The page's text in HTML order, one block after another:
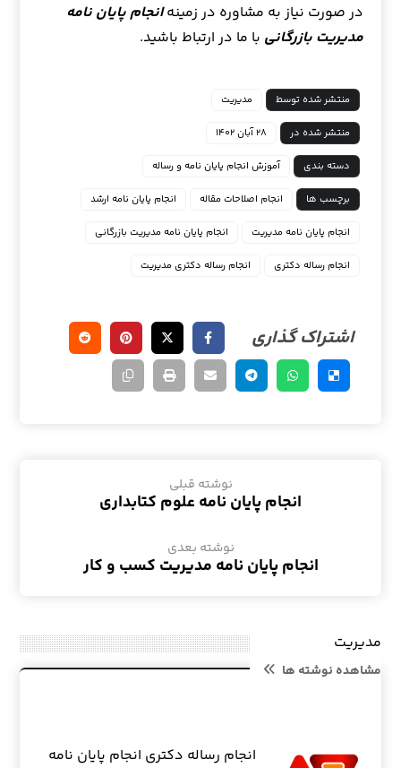
در صورت نیاز به مشاوره در زمینهانجام پایان نامه
مدیریت بازرگانی با ما در ارتباط باشید.
منتشر شده توسط مدیریت
منتشر شده در ۲۸ آبان ۱۴۰۲
دسته بندی آموزش انجام پایان نامه و رساله
برچسب ها انجام اصلاحات مقاله انجام پایان نامه ارشد
انجام پایان نامه مدیریت انجام پایان نامه مدیریت بازرگانی
انجام رساله دکتری انجام رساله دکتری مدیریت
نوشته قبلی
انجام پایان نامه علوم کتابداری
نوشته بعدی
انجام پایان نامه مدیریت کسب و کار
مدیریت
مشاهده نوشته ها
انجام رساله دکتری انجام پایان نامه